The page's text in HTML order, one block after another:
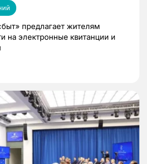
предлагает жителям
на электронные квитанции и